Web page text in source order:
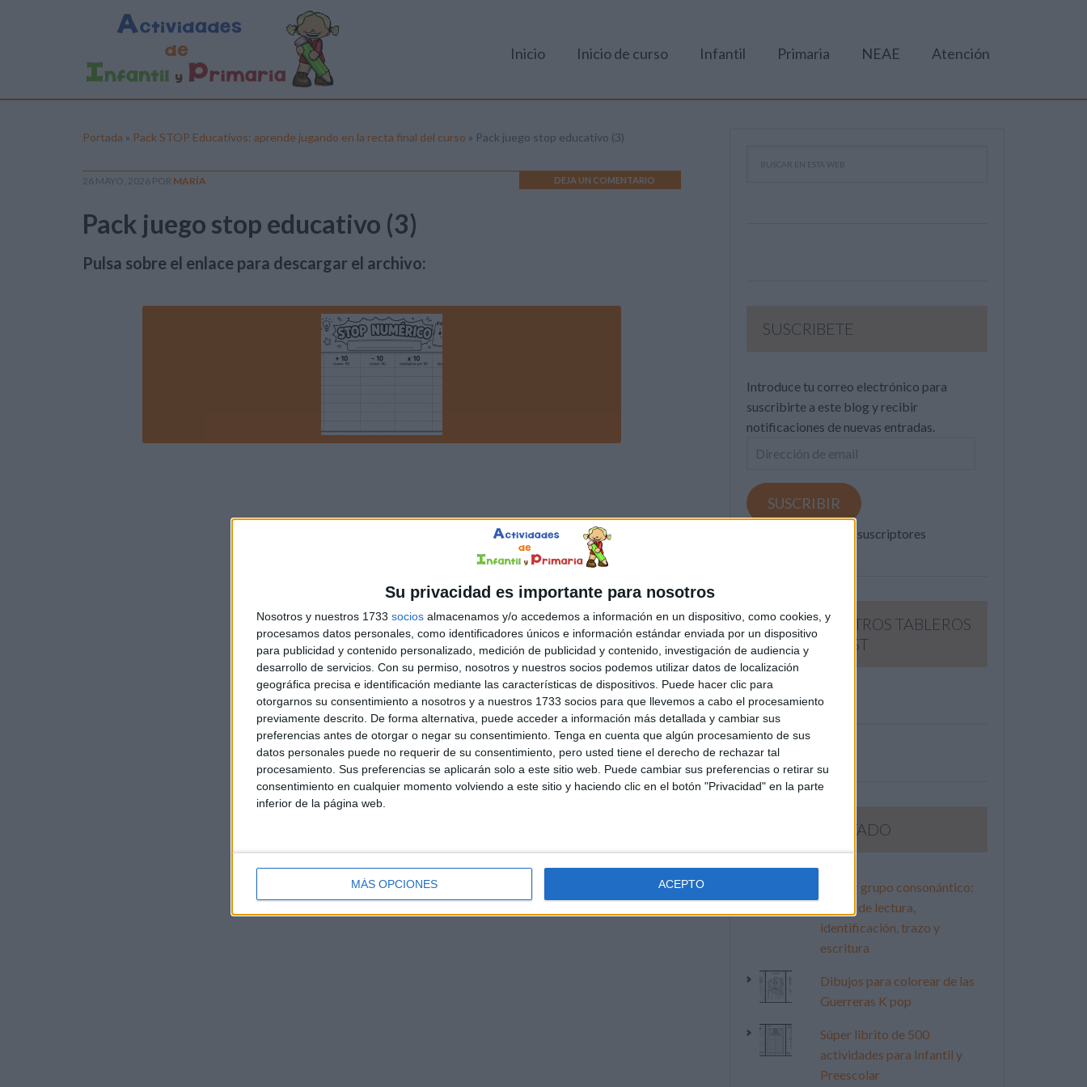
Su privacidad es importante para nosotros
Nosotros y nuestros 1733 socios almacenamos y/o accedemos a información en un dispositivo, como cookies, y
procesamos datos personales, como identificadores únicos e información estándar enviada por un dispositivo
para publicidad y contenido personalizado, medición de publicidad y contenido, investigación de audiencia y
desarrollo de servicios. Con su permiso, nosotros y nuestros socios podemos utilizar datos de localización
geográfica precisa e identificación mediante las características de dispositivos. Puede hacer clic para
otorgarnos su consentimiento a nosotros y a nuestros 1733 socios para que llevemos a cabo el procesamiento
previamente descrito. De forma alternativa, puede acceder a información más detallada y cambiar sus
preferencias antes de otorgar o negar su consentimiento. Tenga en cuenta que algún procesamiento de sus
datos personales puede no requerir de su consentimiento, pero usted tiene el derecho de rechazar tal
procesamiento. Sus preferencias se aplicarán solo a este sitio web. Puede cambiar sus preferencias o retirar su
consentimiento en cualquier momento volviendo a este sitio y haciendo clic en el botón "Privacidad" en la parte
inferior de la página web.
MÁS OPCIONES ACEPTO
Inicio Inicio de curso Infantil Primaria NEAE Atención
Portada » Pack STOP Educativos: aprende jugando en la recta final del curso » Pack juego stop educativo (3)
26 MAYO, 2026 POR MARÍA DEJA UN COMENTARIO
Pack juego stop educativo (3)
Pulsa sobre el enlace para descargar el archivo:
SUSCRIBETE
Introduce tu correo electrónico para
suscribirte a este blog y recibir
notificaciones de nuevas entradas.
Dirección
email
SUSCRIBIR
Únete a otros 371K suscriptores
SIGUE NUESTROS TABLEROS
EN PINTEREST
LO MÁS VISITADO
Primer grupo consonántico:
Fichas de lectura,
identificación, trazo y
escritura
Dibujos para colorear de las
Guerreras K pop
Súper librito de 500
actividades para Infantil y
Preescolar